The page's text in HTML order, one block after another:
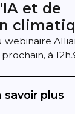
et de
à
savoir plus